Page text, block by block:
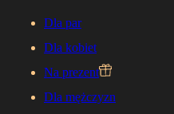
Dla par
Dla kobiet
Na prezent
Dla mężczyzn